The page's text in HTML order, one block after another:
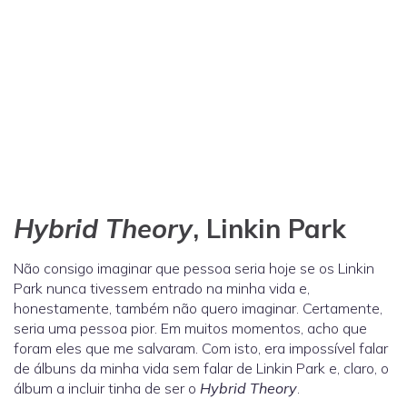
Hybrid Theory, Linkin Park
Não consigo imaginar que pessoa seria hoje se os Linkin
Park nunca tivessem entrado na minha vida e,
honestamente, também não quero imaginar. Certamente,
seria uma pessoa pior. Em muitos momentos, acho que
foram eles que me salvaram. Com isto, era impossível falar
de álbuns da minha vida sem falar de Linkin Park e, claro, o
álbum a incluir tinha de ser o Hybrid Theory.